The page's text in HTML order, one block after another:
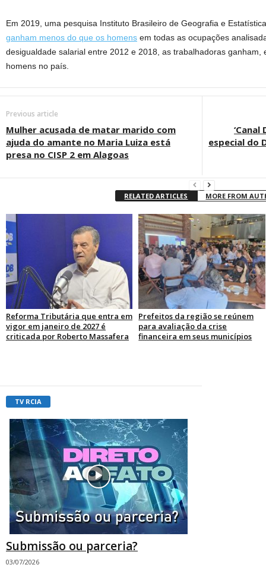
Em 2019, uma pesquisa Instituto Brasileiro de Geografia e
ganham menos do que os homens em todas as ocupações
desigualdade salarial entre 2012 e 2018, as trabalhadoras ganham,
homens no país.
Previous article
Mulher acusada de matar marido com
ajuda do amante no Maria Luiza está
presa no CISP 2 em Alagoas
especial do
RELATED ARTICLES MORE FROM
Reforma Tributária que entra em
vigor em janeiro de 2027 é
criticada por Roberto Massafera
Prefeitos da região se reúnem
para avaliação da crise
financeira em seus municípios
TV RCIA
Submissão ou parceria?
03/07/2026